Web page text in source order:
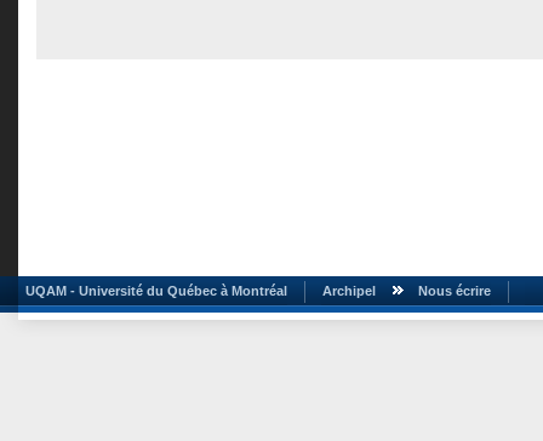
UQAM - Université du Québec à Montréal Archipel Nous écrire